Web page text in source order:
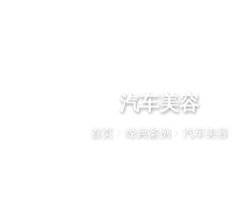
汽车美容
首页 经典案例 汽车美容